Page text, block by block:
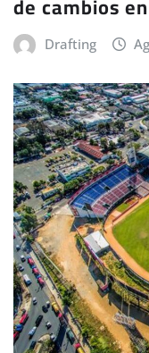
de cambios
Drafting